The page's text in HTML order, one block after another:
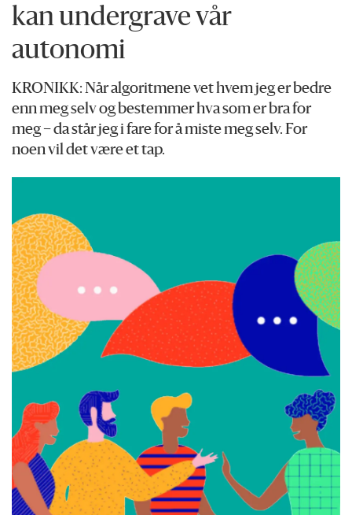
kan undergrave vår
autonomi
KRONIKK: Når algoritmene vet hvem jeg er bedre
enn meg selv og bestemmer hva som er bra for
meg – da står jeg i fare for å miste meg selv. For
noen vil det være et tap.